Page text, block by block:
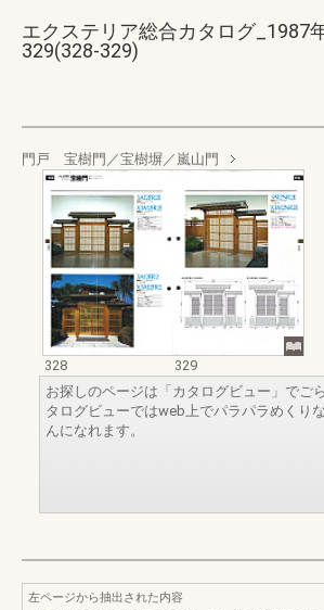
エクステリア総合カタログ_1987
329(328-329)
門戸 宝樹門／宝樹塀／嵐山門
328
329
お探しのページは「カタログビュー」でご
タログビューではweb上でパラパラめくり
んになれます。
左ページから抽出された内容